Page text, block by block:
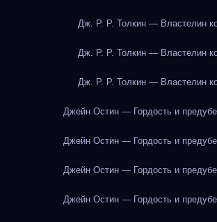
Дж. Р. Р. Толкин — Властелин
Дж. Р. Р. Толкин — Властелин
Дж. Р. Р. Толкин — Властелин
Джейн Остин — Гордость и
Джейн Остин — Гордость и
Джейн Остин — Гордость и
Джейн Остин — Гордость и